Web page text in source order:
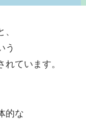
う
ています。
的な